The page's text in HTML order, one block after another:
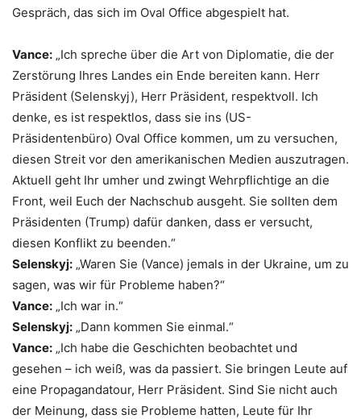
Gespräch, das sich im Oval Office abgespielt hat.
Vance: „Ich spreche über die Art von Diplomatie, die der
Zerstörung Ihres Landes ein Ende bereiten kann. Herr
Präsident (Selenskyj), Herr Präsident, respektvoll. Ich
denke, es ist respektlos, dass sie ins (US-
Präsidentenbüro) Oval Office kommen, um zu versuchen,
diesen Streit vor den amerikanischen Medien auszutragen.
Aktuell geht Ihr umher und zwingt Wehrpflichtige an die
Front, weil Euch der Nachschub ausgeht. Sie sollten dem
Präsidenten (Trump) dafür danken, dass er versucht,
diesen Konflikt zu beenden.“
Selenskyj: „Waren Sie (Vance) jemals in der Ukraine, um zu
sagen, was wir für Probleme haben?“
Vance: „Ich war in.“
Selenskyj: „Dann kommen Sie einmal.“
Vance: „Ich habe die Geschichten beobachtet und
gesehen – ich weiß, was da passiert. Sie bringen Leute auf
eine Propagandatour, Herr Präsident. Sind Sie nicht auch
der Meinung, dass sie Probleme hatten, Leute für Ihr